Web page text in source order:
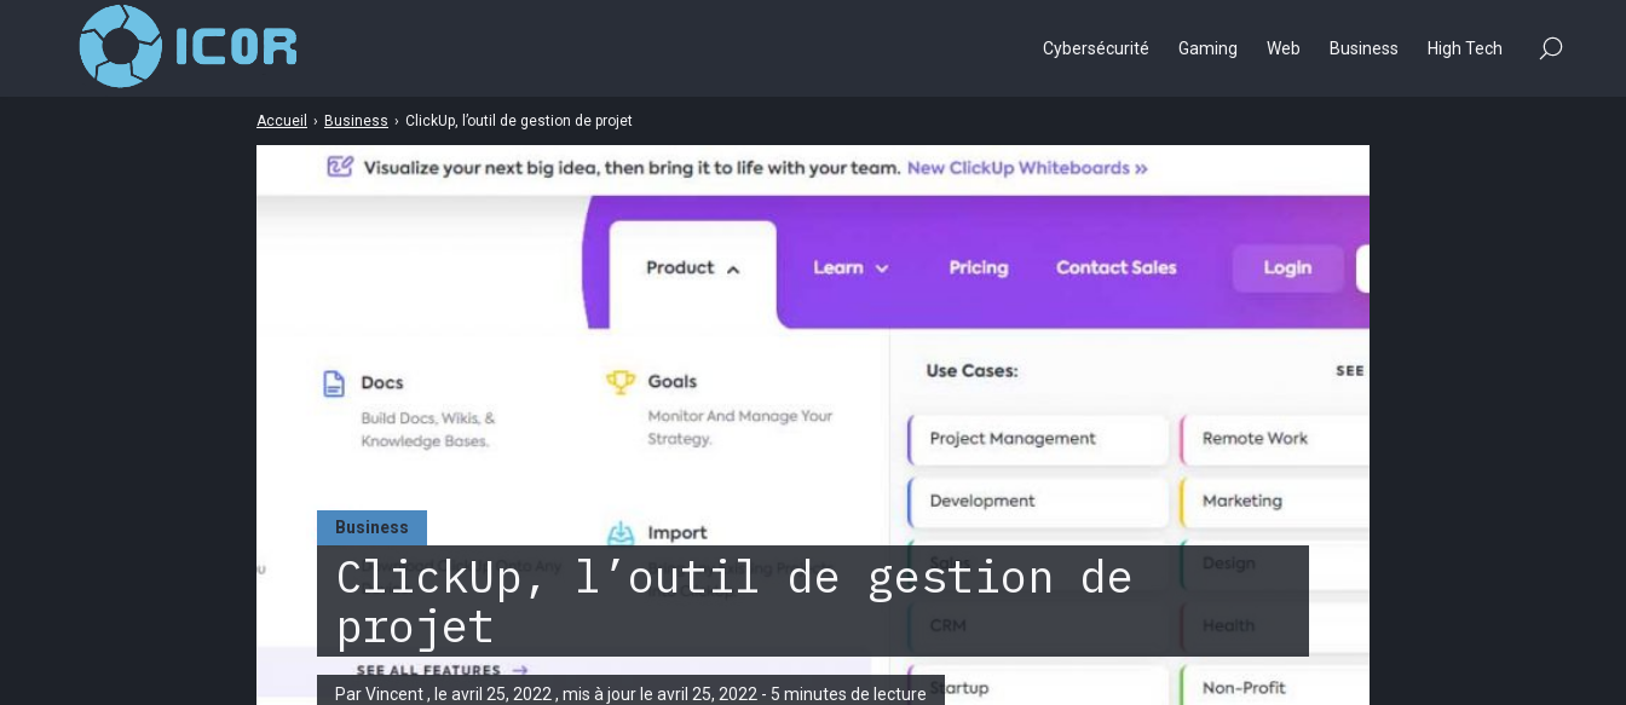
Business
ClickUp, l’outil de gestion de
projet
Par Vincent , le avril 25, 2022 , mis à jour le avril 25, 2022 - 5 minutes de lecture
Accueil › Business › ClickUp, l’outil de gestion de projet
Cybersécurité Gaming Web Business High Tech
×